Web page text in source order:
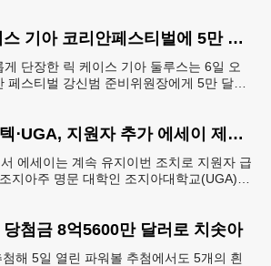
릭 케이스 기아 코리안페스티벌에 5만 달러 후원
게 단장한 릭 케이스 기아 둘루스는 6일 오
페스티벌 강신범 준비위원장에게 5만 달러
조지아텍⋅UGA, 지원자 추가 에세이 제출 폐지
에세이는 계속 유지이번 조치로 지원자 급
지아주 명문 대학인 조지아대학교(UGA)와
당첨금 8억5600만 달러로 치솟아
해 5일 열린 파워볼 추첨에서도 5개의 흰